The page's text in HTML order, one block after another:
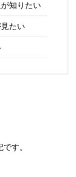
知りたい
たい
す。